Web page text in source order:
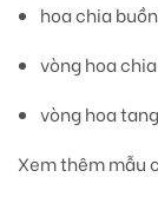
hoa chia
vòng hoa
vòng hoa
Xem thêm mẫu